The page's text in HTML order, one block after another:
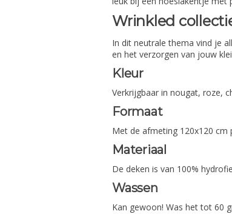
Wrinkled
In dit neutrale thema vind je
en het verzorgen van jouw
Kleur
Verkrijgbaar in nougat, roze,
Formaat
Met de afmeting 120x120 cm
Materiaal
De deken is van 100%
Wassen
Kan gewoon! Was het tot 60